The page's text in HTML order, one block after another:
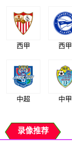
西甲 西甲
中超 中甲
录像推荐